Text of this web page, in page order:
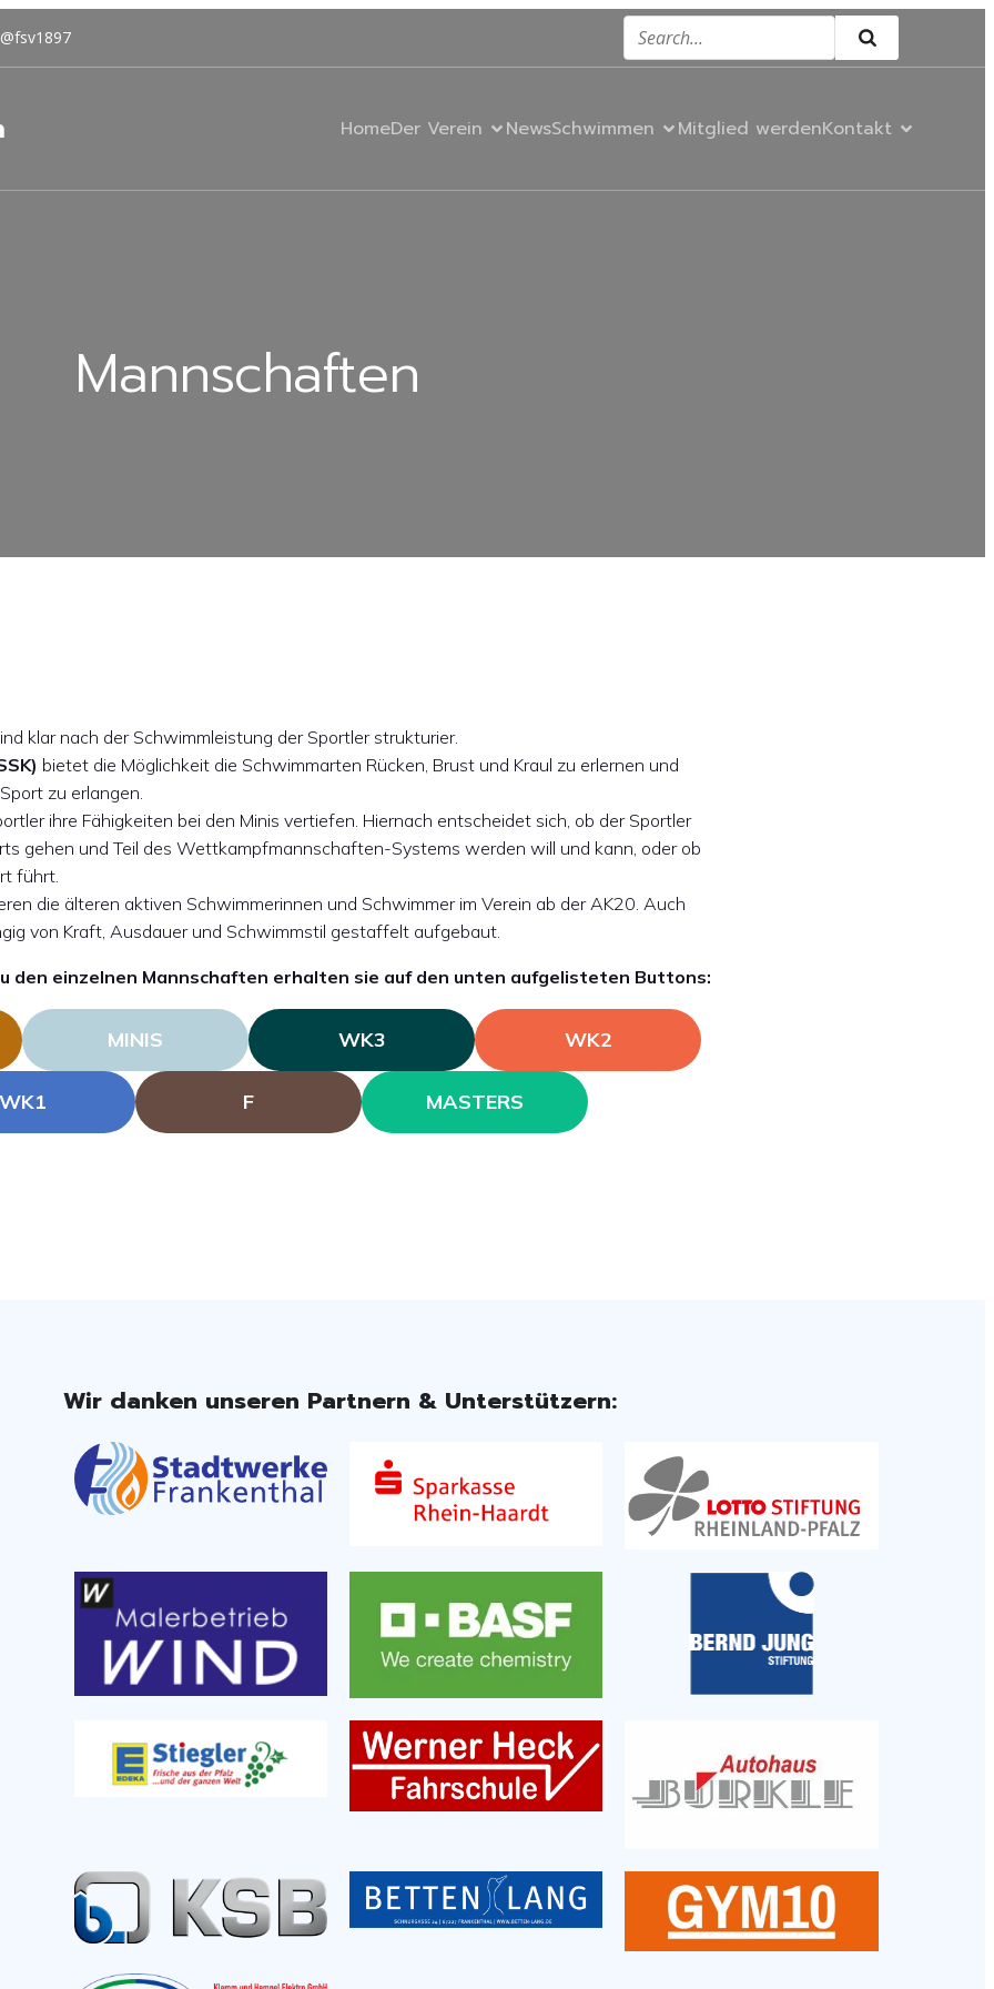
@fsv1897
HomeDer Verein NewsSchwimmen Mitglied werdenKontakt
Mannschaften
klar nach der Schwimmleistung der Sportler strukturier.
bietet die Möglichkeit die Schwimmarten Rücken, Brust und Kraul zu erlernen und
zu erlangen.
ihre Fähigkeiten bei den Minis vertiefen. Hiernach entscheidet sich, ob der Sportler
gehen und Teil des Wettkampfmannschaften-Systems werden will und kann, oder ob
führt.
die älteren aktiven Schwimmerinnen und Schwimmer im Verein ab der AK20. Auch
von Kraft, Ausdauer und Schwimmstil gestaffelt aufgebaut.
den einzelnen Mannschaften erhalten sie auf den unten aufgelisteten Buttons:
MINIS WK3 WK2
F MASTERS
Wir danken unseren Partnern & Unterstützern: